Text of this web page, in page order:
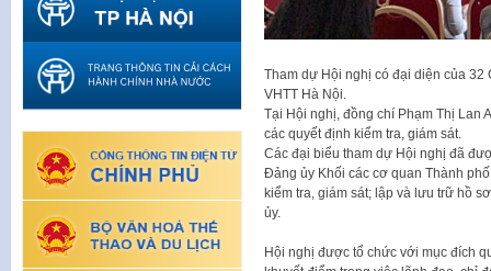
Tham dự Hội nghị có đại diện của
VHTT Hà Nội.
Tại Hội nghị, đồng chí Phạm Thị Lan
các quyết định kiểm tra, giám sát.
Các đại biểu tham dự Hội nghị đã
Đảng ủy Khối các cơ quan Thành
kiểm tra, giám sát; lập và lưu trữ hồ
ủy.
Hội nghị được tổ chức với mục đích